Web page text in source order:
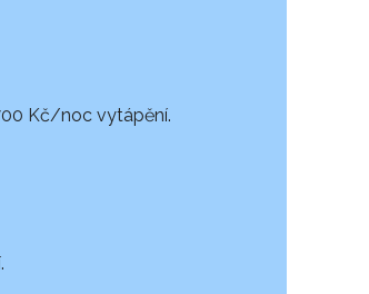
Kč/noc vytápění.